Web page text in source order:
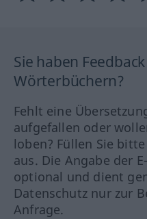
Sie haben
Wörterbüchern?
Fehlt eine
aufgefallen oder
loben? Füllen Sie
aus. Die Angabe der
optional und dient
Datenschutz nur zur
Anfrage.